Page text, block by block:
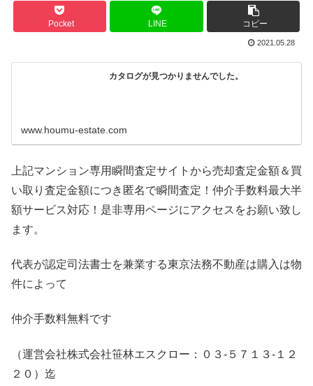
Pocket LINE コピー
2021.05.28
カタログが見つかりませんでした。
www.houmu-estate.com
上記マンション専用瞬間査定サイトから売却査定金額＆買
い取り査定金額につき匿名で瞬間査定！仲介手数料最大半
額サービス対応！是非専用ページにアクセスをお願い致し
ます。
代表が認定司法書士を兼業する東京法務不動産は購入は物
件によって
仲介手数料無料です
（運営会社株式会社笹林エスクロー：０３-５７１３-１２
２０）迄